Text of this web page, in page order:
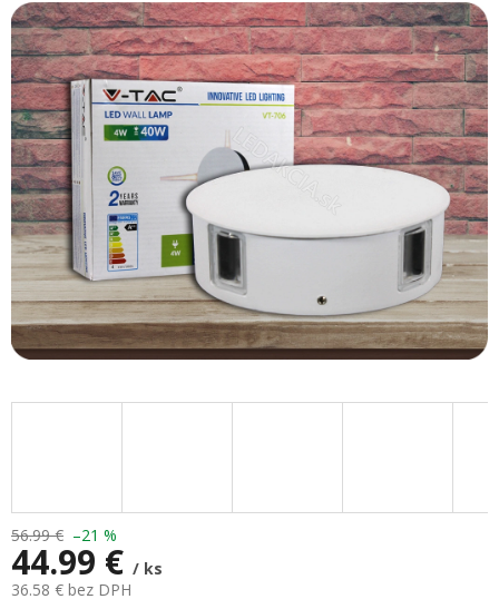
produktu
je
0.0
z
5
hviezdičiek.
56.99 € –21 %
44.99 € / ks
36.58 € bez DPH